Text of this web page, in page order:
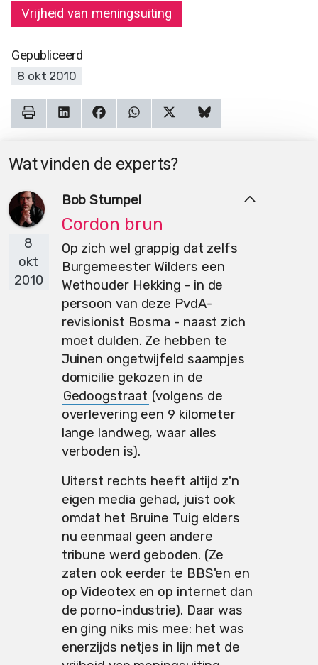
Vrijheid van meningsuiting
Gepubliceerd
8 okt 2010
Wat vinden de experts?
8
okt
2010
Bob Stumpel
Cordon brun
Op zich wel grappig dat zelfs
Burgemeester Wilders een
Wethouder Hekking - in de
persoon van deze PvdA-
revisionist Bosma - naast zich
moet dulden. Ze hebben te
Juinen ongetwijfeld saampjes
domicilie gekozen in de
Gedoogstraat (volgens de
overlevering een 9 kilometer
lange landweg, waar alles
verboden is).
Uiterst rechts heeft altijd z'n
eigen media gehad, juist ook
omdat het Bruine Tuig elders
nu eenmaal geen andere
tribune werd geboden. (Ze
zaten ook eerder te BBS'en en
op Videotex en op internet dan
de porno-industrie). Daar was
en ging niks mis mee: het was
enerzijds netjes in lijn met de